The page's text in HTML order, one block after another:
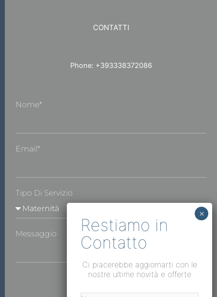
CONTATTI
Phone: +393338372086
Nome*
Email*
Tipo Di Servizio
Messaggio
Ci piacerebbe aggiornarti con le
nostre ultime novità e offerte